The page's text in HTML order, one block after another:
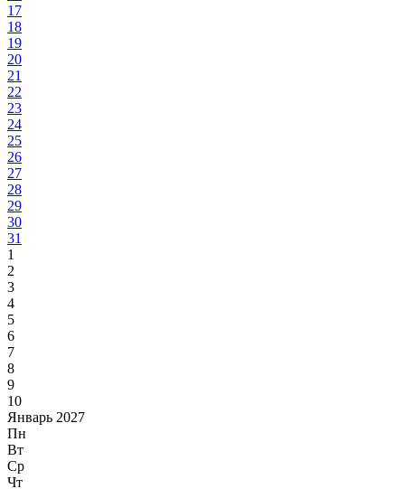
17
18
19
20
21
22
23
24
25
26
27
28
29
30
31
1
2
3
4
5
6
7
8
9
10
Январь 2027
Пн
Вт
Ср
Чт